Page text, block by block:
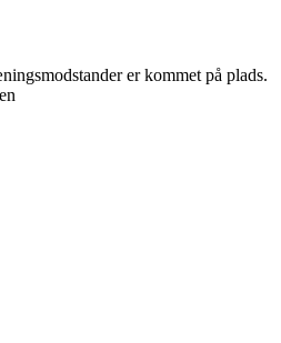
er kommet på plads.